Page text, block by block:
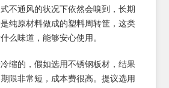
不通风的状况下依然会嗅到，长期
纯原材料做成的塑料周转筐，这类
么味道，能够安心使用。
缩的，假如选用不锈钢板材，结果
限非常短，成本费很高。提议选用